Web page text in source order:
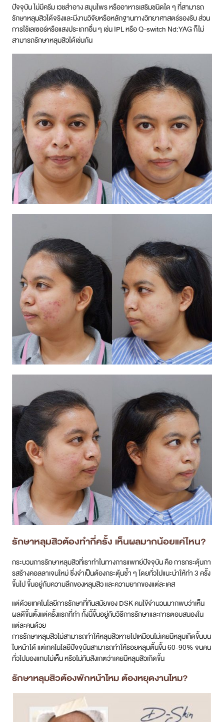
โปรโมชั่น
รายชื่อสาขา
สาขา Siam Paragon
สาขา Stadium One
สาขา Asoke
สาขา MRT สุทธิสาร
สาขา เซ็นทรัลปิ่นเกล้า
สาขา บางนา
สาขา CDC
ไทย
ปัจจุบัน ไม่มีครีม เวชสำอาง สมุนไพร หรืออาหารเสริมชนิดใด ๆ ที่สามารถ
รักษาหลุมสิวได้จริงและมีงานวิจัยหรือหลักฐานทางวิทยาศาสตร์รองรับ ส่วน
การใช้เลเซอร์หรือแสงประเภทอื่น ๆ เช่น IPL หรือ Q-switch Nd:YAG ก็ไม่
สามารถรักษาหลุมสิวได้เช่นกัน
รักษาหลุมสิวต้องทำกี่ครั้ง เห็นผลมากน้อยแค่ไหน?
กระบวนการรักษาหลุมสิวที่เราทำในทางการแพทย์ปัจจุบัน คือ การกระตุ้นกา
รสร้างคอลลาเจนใหม่ ซึ่งจำเป็นต้องกระตุ้นซ้ำ ๆ โดยทั่วไปแนะนำให้ทำ 3 ครั้ง
ขึ้นไป ขึ้นอยู่กับความลึกของหลุมสิว และความยากของแต่ละเคส
แต่ด้วยเทคโนโลยีการรักษาที่ทันสมัยของ DSK คนไข้จำนวนมากพบว่าเห็น
ผลดีขึ้นตั้งแต่ครั้งแรกที่ทำ ทั้งนี้ขึ้นอยู่กับวิธีการรักษาและการตอบสนองใน
แต่ละคนด้วย
การรักษาหลุมสิวไม่สามารถทำให้หลุมสิวหายไปเหมือนไม่เคยมีหลุมเกิดขึ้นบน
ใบหน้าได้ แต่เทคโนโลยีปัจจุบันสามารถทำให้รอยหลุมตื้นขึ้น 60-90% จนคน
ทั่วไปมองแทบไม่เห็น หรือไม่ทันสังเกตว่าเคยมีหลุมสิวเกิดขึ้น
รักษาหลุมสิวต้องพักหน้าไหม ต้องหยุดงานไหม?